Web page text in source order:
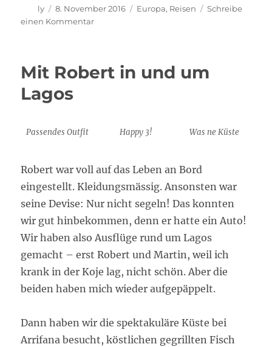
Autor
ly
Veröffentlicht
am
8. November 2016 Kategorien
Europa, Reisen
Schreibe
einen Kommentarzu
warum
Mit Robert in und um
Lagos
Passendes Outfit Happy 3! Was ne Küste
Robert war voll auf das Leben an Bord
eingestellt. Kleidungsmässig. Ansonsten war
seine Devise: Nur nicht segeln! Das konnten
wir gut hinbekommen, denn er hatte ein Auto!
Wir haben also Ausflüge rund um Lagos
gemacht – erst Robert und Martin, weil ich
krank in der Koje lag, nicht schön. Aber die
beiden haben mich wieder aufgepäppelt.
Dann haben wir die spektakuläre Küste bei
Arrifana besucht, köstlichen gegrillten Fisch